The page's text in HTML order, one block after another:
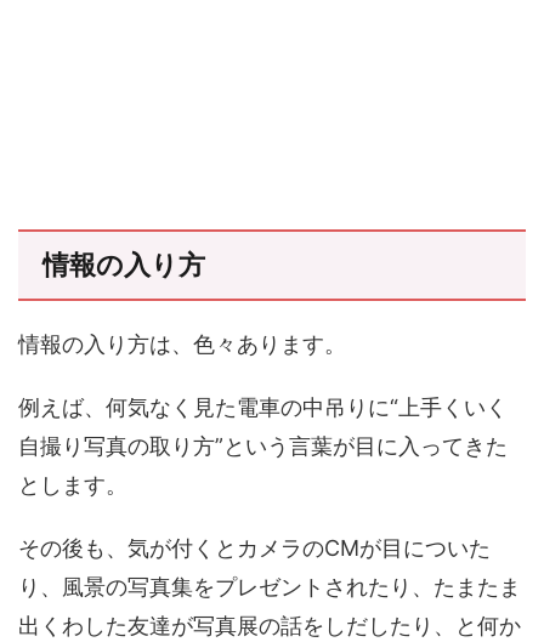
情報の入り方
情報の入り方は、色々あります。
例えば、何気なく見た電車の中吊りに“上手くいく
自撮り写真の取り方”という言葉が目に入ってきた
とします。
その後も、気が付くとカメラのCMが目についた
り、風景の写真集をプレゼントされたり、たまたま
出くわした友達が写真展の話をしだしたり、と何か